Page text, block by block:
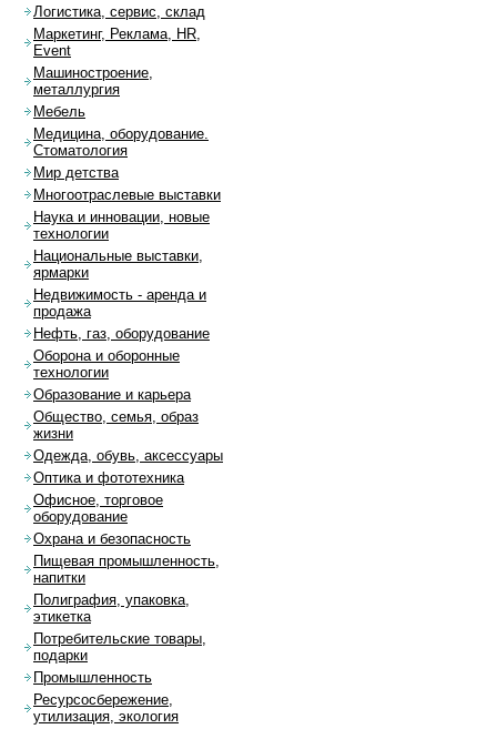
Логистика, сервис, склад
Маркетинг, Реклама, HR,
Event
Машиностроение,
металлургия
Мебель
Медицина, оборудование.
Стоматология
Мир детства
Многоотраслевые выставки
Наука и инновации, новые
технологии
Национальные выставки,
ярмарки
Недвижимость - аренда и
продажа
Нефть, газ, оборудование
Оборона и оборонные
технологии
Образование и карьера
Общество, семья, образ
жизни
Одежда, обувь, аксессуары
Оптика и фототехника
Офисное, торговое
оборудование
Охрана и безопасность
Пищевая промышленность,
напитки
Полиграфия, упаковка,
этикетка
Потребительские товары,
подарки
Промышленность
Ресурсосбережение,
утилизация, экология